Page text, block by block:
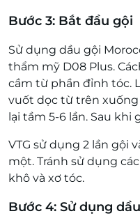
Bước 3: Bắt đầu gội
Sử dụng dầu gội
thẩm mỹ D08 Plus.
cầm từ phần đỉnh tóc.
vuốt dọc từ trên xuống
lại tầm 5-6 lần. Sau khi
VTG sử dụng 2 lần gội
một. Tránh sử dụng
khô và xơ tóc.
Bước 4: Sử dụng